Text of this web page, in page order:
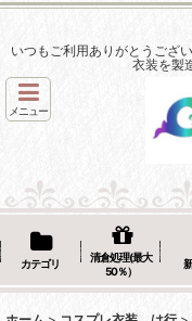
いつもご利用ありがとうござ
衣装を製
メニュー
カテゴリ
清倉処理(最大
50％）